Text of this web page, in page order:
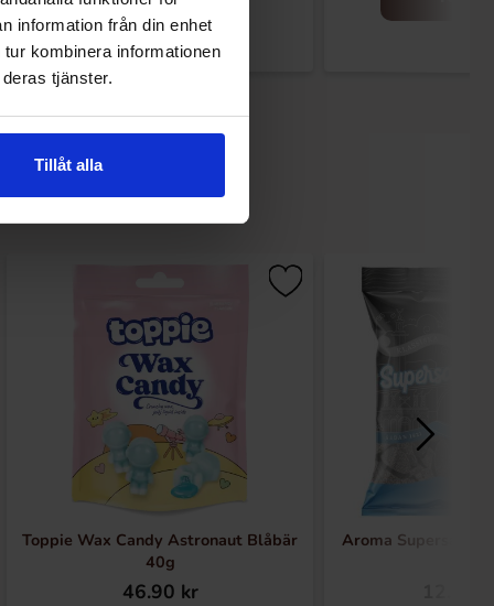
information från din enhet
kombinera informationen
tjänster.
Tillåt alla
Toppie Wax Candy Astronaut Blåbär
40g
46.90 kr
Aroma